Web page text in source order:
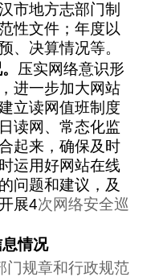
市地方志部门制
性文件；年度以
、 决算情况等。
压实网络意识形
进一步加大网站
立读网值班制度
读网、常态化监
起来，确保及时
运用好网站在线
问题和建议，及
展4次网络安全巡
情况
门规章和行政规范